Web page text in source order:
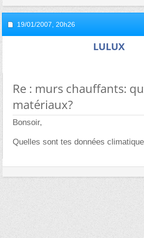
19/01/2007, 20h26
LULUX
Re : murs chauffants:
matériaux?
Bonsoir,
Quelles sont tes données